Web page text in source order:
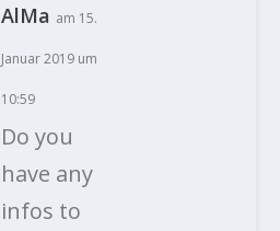
AlMa am 15.
Januar 2019 um
10:59
Do you
have any
infos to